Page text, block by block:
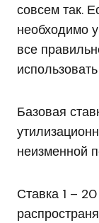
совсем так.
необходимо
все
Базовая
неизменной
Ставка 1 –